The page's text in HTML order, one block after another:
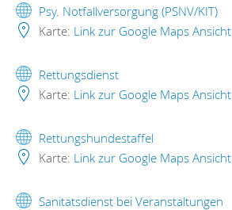
Psy. Notfallversorgung (PSNV/KIT)
Karte: Link zur Google Maps Ansicht
Rettungsdienst
Karte: Link zur Google Maps Ansicht
Rettungshundestaffel
Karte: Link zur Google Maps Ansicht
Sanitätsdienst bei Veranstaltungen